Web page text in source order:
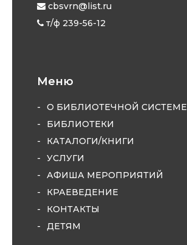
cbsvrn@list.ru
т/ф 239-56-12
Меню
О БИБЛИОТЕЧНОЙ СИСТЕМЕ
БИБЛИОТЕКИ
КАТАЛОГИ/КНИГИ
УСЛУГИ
АФИША МЕРОПРИЯТИЙ
КРАЕВЕДЕНИЕ
КОНТАКТЫ
ДЕТЯМ